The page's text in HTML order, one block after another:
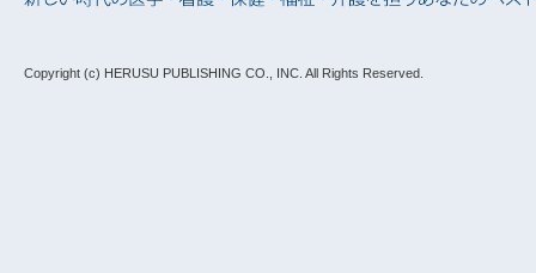
Copyright (c) HERUSU PUBLISHING CO., INC. All Rights Reserved.